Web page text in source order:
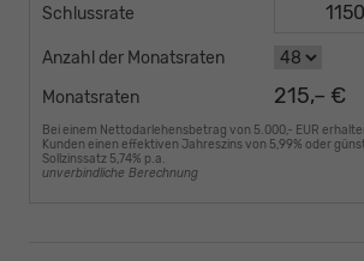
Schlussrate
Anzahl der Monatsraten
Monatsraten
215,– €
Bei einem Nettodarlehensbetrag von 5.000,- EUR
Kunden einen effektiven Jahreszins von 5,99% oder
Sollzinssatz 5,74% p.a.
unverbindliche Berechnung